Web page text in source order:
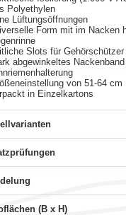
Polyethylen
Lüftungsöffnungen
Form mit im Nacken
Slots für Gehörschützer
abgewinkeltes
von 51-64 cm
in Einzelkartons
(B x H)